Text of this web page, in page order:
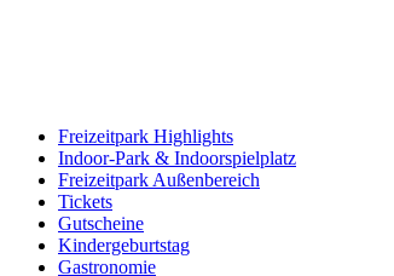
Freizeitpark Highlights
Indoor-Park & Indoorspielplatz
Freizeitpark Außenbereich
Tickets
Gutscheine
Kindergeburtstag
Gastronomie